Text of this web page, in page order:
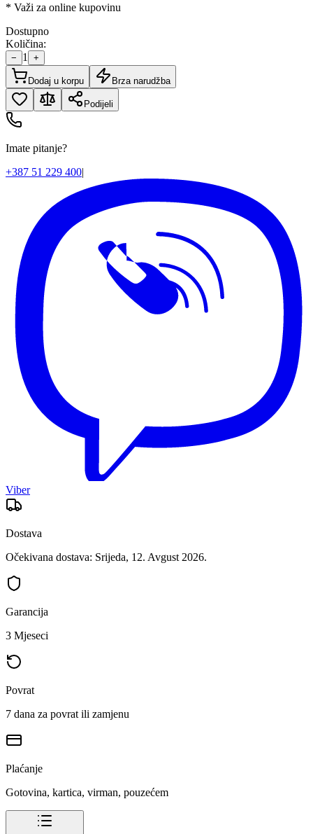
* Važi za online kupovinu
Dostupno
Količina:
− 1 +
Dodaj u korpu Brza narudžba
Podijeli
Imate pitanje?
+387 51 229 400|
Viber
Dostava
Očekivana dostava: Srijeda, 12. Avgust 2026.
Garancija
3 Mjeseci
Povrat
7 dana za povrat ili zamjenu
Plaćanje
Gotovina, kartica, virman, pouzećem